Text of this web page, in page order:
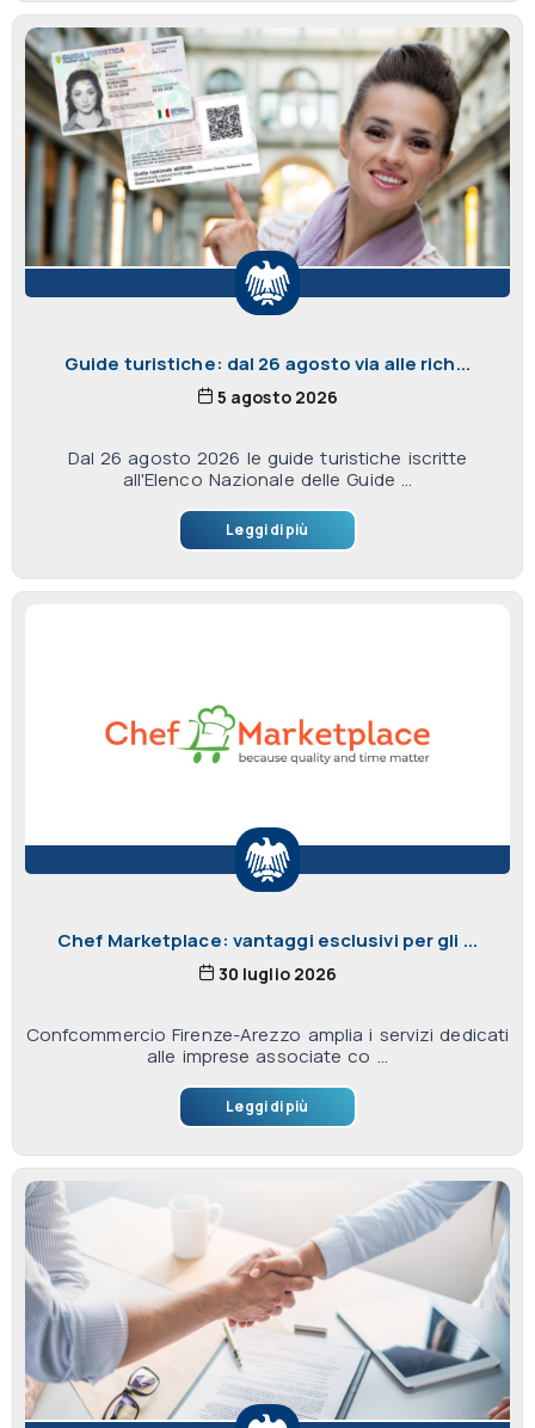
Guide turistiche: dal 26 agosto via alle rich...
5 agosto 2026
Dal 26 agosto 2026 le guide turistiche iscritte
all'Elenco Nazionale delle Guide ...
Leggi di più
Chef Marketplace: vantaggi esclusivi per gli ...
30 luglio 2026
Confcommercio Firenze-Arezzo amplia i servizi dedicati
alle imprese associate co ...
Leggi di più